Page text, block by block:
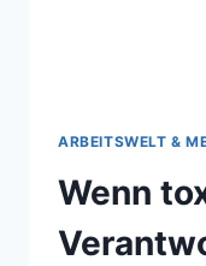
ARBEITSWELT &
Wenn